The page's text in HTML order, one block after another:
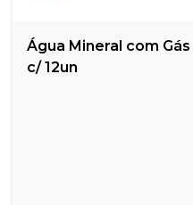
Água Mineral com
c/ 12un